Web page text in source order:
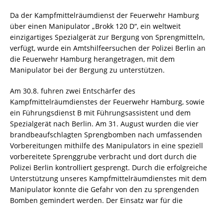
Da der Kampfmittelräumdienst der Feuerwehr Hamburg
über einen Manipulator „Brokk 120 D“, ein weltweit
einzigartiges Spezialgerät zur Bergung von Sprengmitteln,
verfügt, wurde ein Amtshilfeersuchen der Polizei Berlin an
die Feuerwehr Hamburg herangetragen, mit dem
Manipulator bei der Bergung zu unterstützen.
Am 30.8. fuhren zwei Entschärfer des
Kampfmittelräumdienstes der Feuerwehr Hamburg, sowie
ein Führungsdienst B mit Führungsassistent und dem
Spezialgerät nach Berlin. Am 31. August wurden die vier
brandbeaufschlagten Sprengbomben nach umfassenden
Vorbereitungen mithilfe des Manipulators in eine speziell
vorbereitete Sprenggrube verbracht und dort durch die
Polizei Berlin kontrolliert gesprengt. Durch die erfolgreiche
Unterstützung unseres Kampfmittelräumdienstes mit dem
Manipulator konnte die Gefahr von den zu sprengenden
Bomben gemindert werden. Der Einsatz war für die